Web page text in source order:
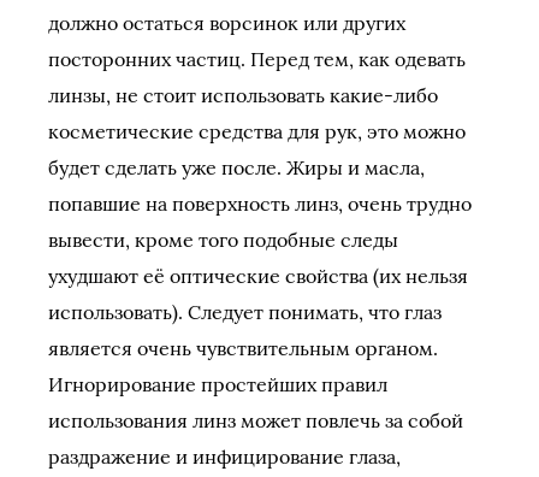
должно остаться ворсинок или других
посторонних частиц. Перед тем, как одевать
линзы, не стоит использовать какие-либо
косметические средства для рук, это можно
будет сделать уже после. Жиры и масла,
попавшие на поверхность линз, очень трудно
вывести, кроме того подобные следы
ухудшают её оптические свойства (их нельзя
использовать). Следует понимать, что глаз
является очень чувствительным органом.
Игнорирование простейших правил
использования линз может повлечь за собой
раздражение и инфицирование глаза,